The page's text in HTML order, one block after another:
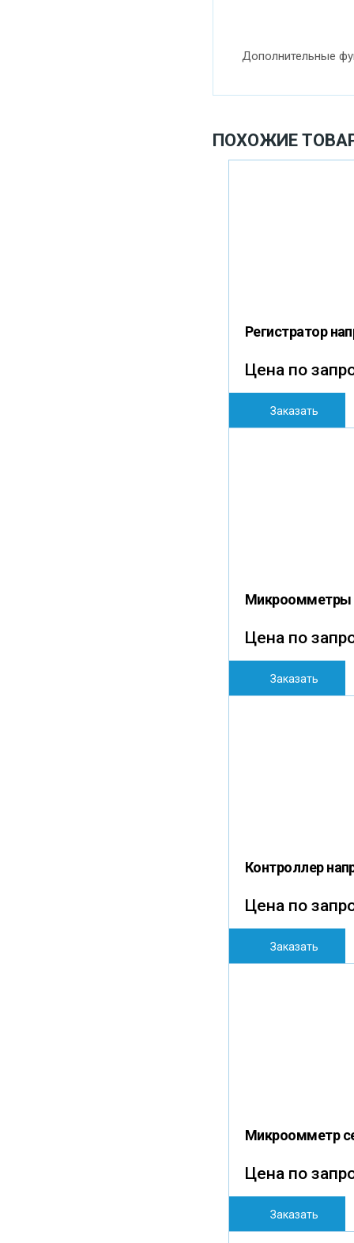
Дополнительные
ПОХОЖИЕ
Регистратор
Цена по
Заказать
Микроомметры
Цена по
Заказать
Контроллер
Цена по
Заказать
Микроомметр
Цена по
Заказать